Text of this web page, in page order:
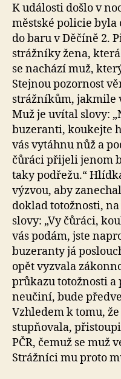
K události došlo v
městské policie byla
do baru v Děčíně 2.
strážníky žena,
se nachází muž,
Stejnou pozornost
strážníkům, jakmile
Muž je uvítal slovy:
buzeranti, koukejte
vás vytáhnu nůž a
čůráci přijeli jenom
taky podřežu.“
výzvou, aby
doklad totožnosti,
slovy: „Vy čůráci,
vás podám, jste
buzeranty já
opět vyzvala
průkazu totožnosti a
neučiní, bude
Vzhledem k tomu,
stupňovala,
PČR, čemuž se
Strážníci mu proto